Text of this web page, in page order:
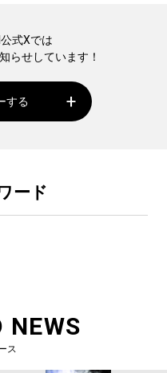
公式Xでは
らせしています！
する
ード
NEWS
ス